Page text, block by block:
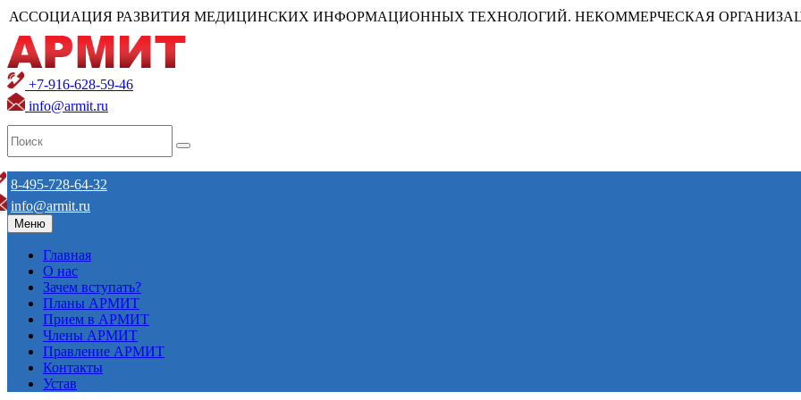
АССОЦИАЦИЯ РАЗВИТИЯ МЕДИЦИНСКИХ ИНФОРМАЦИОННЫХ ТЕХНОЛОГИЙ. НЕКОММЕРЧЕСКАЯ
+7-916-628-59-46
info@armit.ru
8-495-728-64-32
info@armit.ru
Меню
Главная
О нас
Зачем вступать?
Планы АРМИТ
Прием в АРМИТ
Члены АРМИТ
Правление АРМИТ
Контакты
Устав